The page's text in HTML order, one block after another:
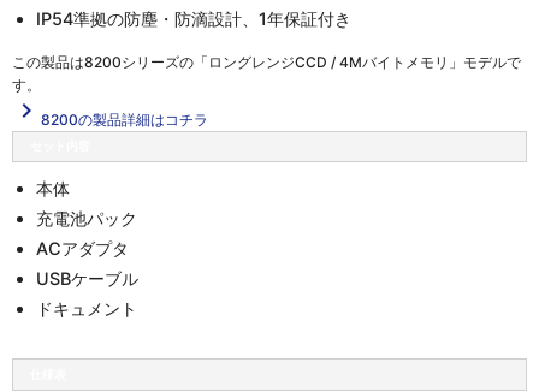
IP54準拠の防塵・防滴設計、1年保証付き
この製品は8200シリーズの「ロングレンジCCD / 4Mバイトメモリ」 モデルで
す。
navigate_next 8200の製品詳細はコチラ
本体
充電池パック
ACアダプタ
USBケーブル
ドキュメント